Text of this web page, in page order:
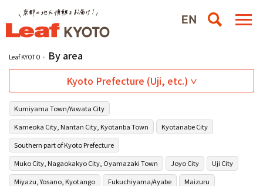
Leaf KYOTO
By area
Kyoto Prefecture (Uji, etc.)
Kumiyama Town/Yawata City
Kameoka City, Nantan City, Kyotanba Town
Kyotanabe City
Southern part of Kyoto Prefecture
Muko City, Nagaokakyo City, Oyamazaki Town
Joyo City
Uji City
Miyazu, Yosano, Kyotango
Fukuchiyama/Ayabe Maizuru